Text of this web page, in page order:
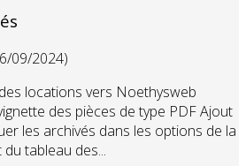
09/2024)
locations vers Noethysweb
des pièces de type PDF Ajout
les archivés dans les options de la
tableau des...